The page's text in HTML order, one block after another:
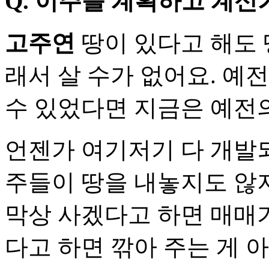
고주연 땅이 있다고 해도
래서 살 수가 없어요. 예
수 있었다면 지금은 예전
언젠가 여기저기 다 개발
주들이 땅을 내놓지도 않
막상 사겠다고 하면 매매
다고 하면 깎아 주는 게